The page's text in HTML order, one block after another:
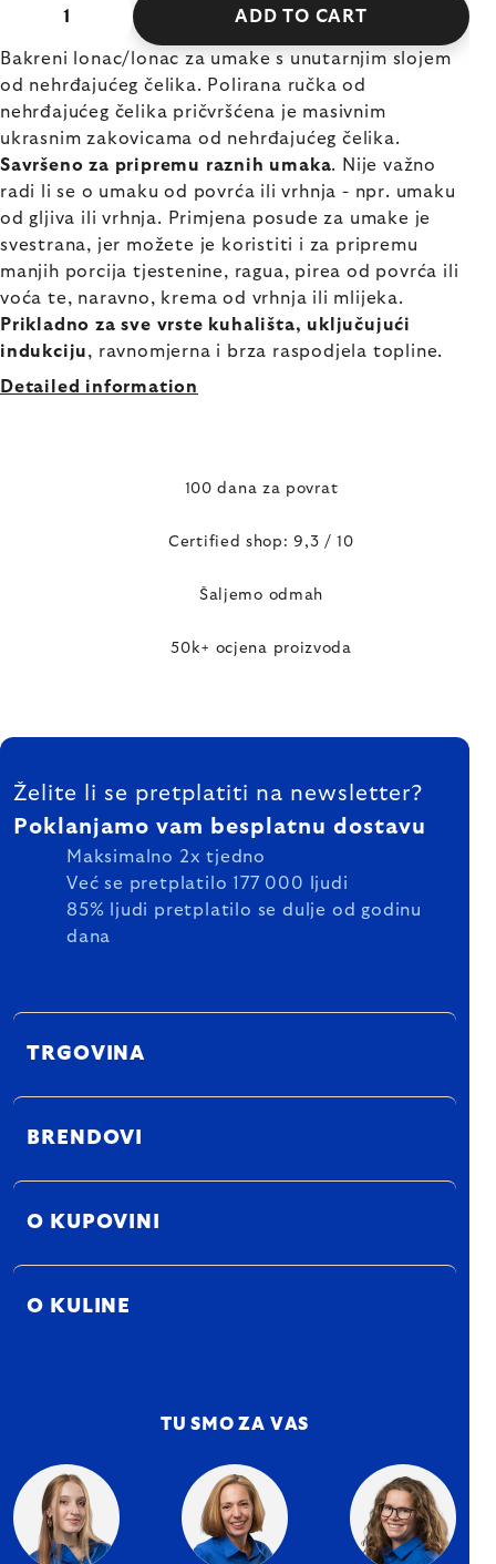
ADD TO CART
Bakreni lonac/lonac za umake s unutarnjim slojem
od nehrđajućeg čelika. Polirana ručka od
nehrđajućeg čelika pričvršćena je masivnim
ukrasnim zakovicama od nehrđajućeg čelika.
Savršeno za pripremu raznih umaka. Nije važno
radi li se o umaku od povrća ili vrhnja - npr. umaku
od gljiva ili vrhnja. Primjena posude za umake je
svestrana, jer možete je koristiti i za pripremu
manjih porcija tjestenine, ragua, pirea od povrća ili
voća te, naravno, krema od vrhnja ili mlijeka.
Prikladno za sve vrste kuhališta, uključujući
indukciju, ravnomjerna i brza raspodjela topline.
Detailed information
100 dana za povrat
Certified shop: 9,3 / 10
Šaljemo odmah
50k+ ocjena proizvoda
FOOTER
Želite li se pretplatiti na newsletter?
Poklanjamo vam besplatnu dostavu
Maksimalno 2x tjedno
Već se pretplatilo 177 000 ljudi
85% ljudi pretplatilo se dulje od godinu
dana
TRGOVINA
BRENDOVI
O KUPOVINI
O KULINE
TU SMO ZA VAS